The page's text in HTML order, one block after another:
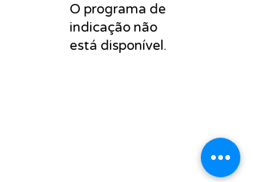
O programa de
indicação não
está disponível.